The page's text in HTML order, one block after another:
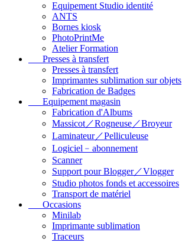
Equipement Studio identité
ANTS
Bornes kiosk
PhotoPrintMe
Atelier Formation
Presses à transfert
Presses à transfert
Imprimantes sublimation sur objets
Fabrication de Badges
Equipement magasin
Fabrication d'Albums
Massicot／Rogneuse／Broyeur
Laminateur／Pelliculeuse
Logiciel﹣abonnement
Scanner
Support pour Blogger／Vlogger
Studio photos fonds et accessoires
Transport de matériel
Occasions
Minilab
Imprimante sublimation
Traceurs